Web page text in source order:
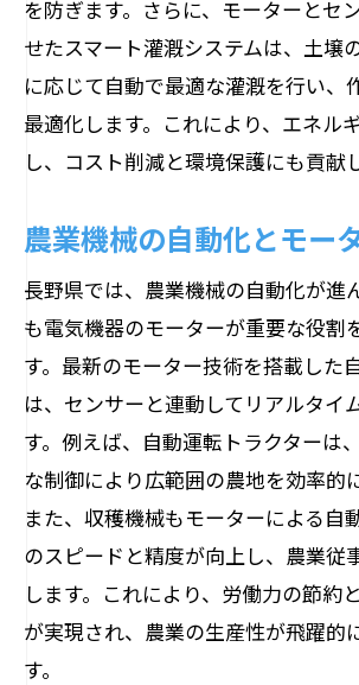
を防ぎます。さらに、モーターとセ
せたスマート灌漑システムは、土壌
に応じて自動で最適な灌漑を行い、
最適化します。これにより、エネル
し、コスト削減と環境保護にも貢献
農業機械の自動化とモー
長野県では、農業機械の自動化が進
も電気機器のモーターが重要な役割
す。最新のモーター技術を搭載した
は、センサーと連動してリアルタイ
す。例えば、自動運転トラクターは
な制御により広範囲の農地を効率的
また、収穫機械もモーターによる自
のスピードと精度が向上し、農業従
します。これにより、労働力の節約
が実現され、農業の生産性が飛躍的
す。